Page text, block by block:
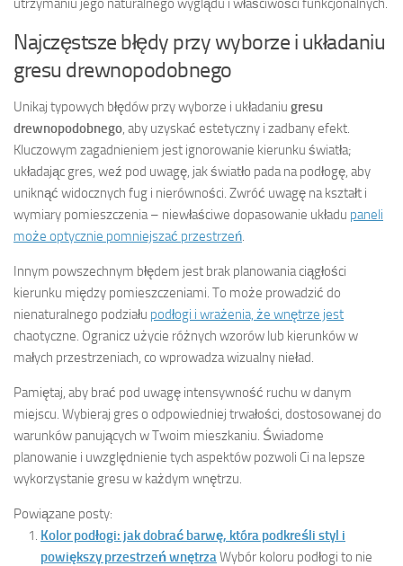
utrzymaniu jego naturalnego wyglądu i właściwości funkcjonalnych.
Najczęstsze błędy przy wyborze i układaniu
gresu drewnopodobnego
Unikaj typowych błędów przy wyborze i układaniu gresu
drewnopodobnego, aby uzyskać estetyczny i zadbany efekt.
Kluczowym zagadnieniem jest ignorowanie kierunku światła;
układając gres, weź pod uwagę, jak światło pada na podłogę, aby
uniknąć widocznych fug i nierówności. Zwróć uwagę na kształt i
wymiary pomieszczenia – niewłaściwe dopasowanie układu paneli
może optycznie pomniejszać przestrzeń.
Innym powszechnym błędem jest brak planowania ciągłości
kierunku między pomieszczeniami. To może prowadzić do
nienaturalnego podziału podłogi i wrażenia, że wnętrze jest
chaotyczne. Ogranicz użycie różnych wzorów lub kierunków w
małych przestrzeniach, co wprowadza wizualny nieład.
Pamiętaj, aby brać pod uwagę intensywność ruchu w danym
miejscu. Wybieraj gres o odpowiedniej trwałości, dostosowanej do
warunków panujących w Twoim mieszkaniu. Świadome
planowanie i uwzględnienie tych aspektów pozwoli Ci na lepsze
wykorzystanie gresu w każdym wnętrzu.
Powiązane posty:
Kolor podłogi: jak dobrać barwę, która podkreśli styl i
powiększy przestrzeń wnętrzaWybór koloru podłogi to nie